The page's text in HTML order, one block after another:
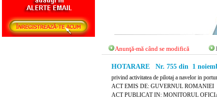
Anunţă-mă când se modifică
HOTARARE Nr. 755 din 1
privind activitatea de pilotaj a navelor in
ACT EMIS DE: GUVERNUL ROMANIEI
ACT PUBLICAT IN: MONITORUL